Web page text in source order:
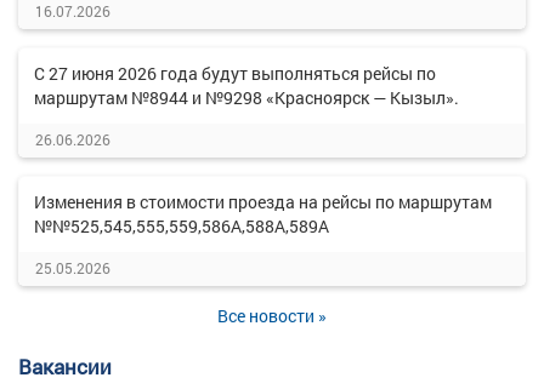
16.07.2026
С 27 июня 2026 года будут выполняться рейсы по
маршрутам №8944 и №9298 «Красноярск — Кызыл».
26.06.2026
Изменения в стоимости проезда на рейсы по маршрутам
№№525,545,555,559,586А,588А,589А
25.05.2026
Все новости »
Вакансии